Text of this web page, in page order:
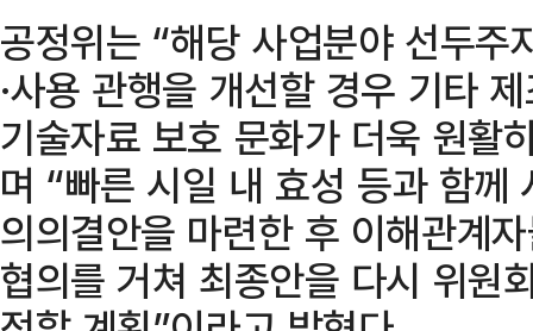
공정위는 “해당 사업분야 선두
·사용 관행을 개선할 경우 기타
기술자료 보호 문화가 더욱 원활
며 “빠른 시일 내 효성 등과 함께
의의결안을 마련한 후 이해관계
협의를 거쳐 최종안을 다시 위원